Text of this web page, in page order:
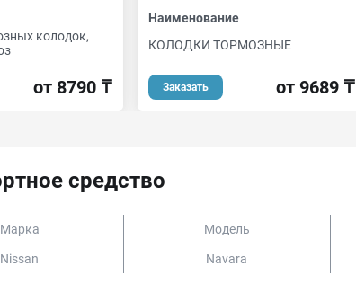
колодок,
от 8790 ₸
Наименование
КОЛОДКИ ТОРМОЗНЫЕ
Заказать от 9689 ₸
средство
Марка Модель
Nissan Navara